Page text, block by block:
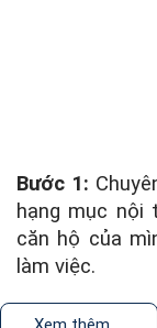
Bước 1:
hạng mục nội
căn hộ của
làm việc.
Bước 2: